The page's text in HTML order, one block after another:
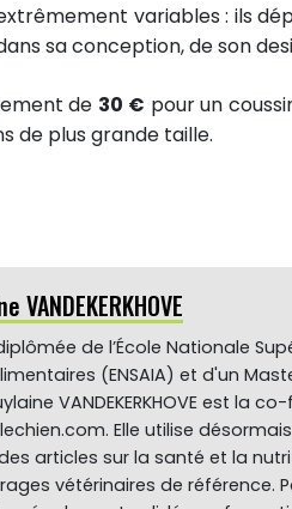
variables : ils
sa conception, de son
de 30 € pour un
de plus grande taille.
VANDEKERKHOVE
de l’École Nationale
(ENSAIA) et d'un
VANDEKERKHOVE est la
Elle utilise
articles sur la santé et la
vétérinaires de référence.